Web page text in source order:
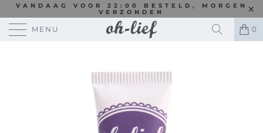
VANDAAG VOOR 22:00 BESTELD, MORGEN
VERZONDEN
MENU 0